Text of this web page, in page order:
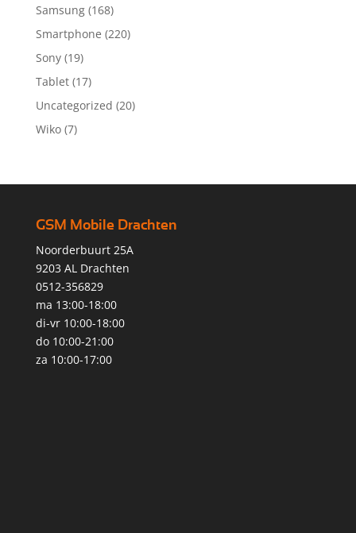
Samsung (168)
Smartphone (220)
Sony (19)
Tablet (17)
Uncategorized (20)
Wiko (7)
GSM Mobile Drachten
Noorderbuurt 25A
9203 AL Drachten
0512-356829
ma 13:00-18:00
di-vr 10:00-18:00
do 10:00-21:00
za 10:00-17:00